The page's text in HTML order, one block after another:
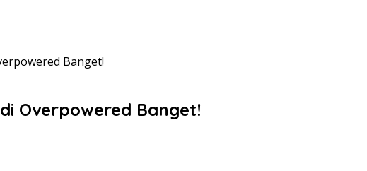
Banget!
Overpowered Banget!